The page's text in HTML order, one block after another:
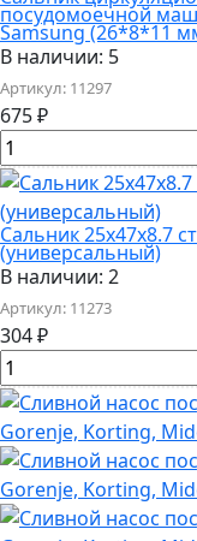
посудомоечной
Samsung (26*8*11
В наличии: 5
Артикул: 11297
675₽
Сальник 25x47x8.7
(универсальный)
В наличии: 2
Артикул: 11273
304₽